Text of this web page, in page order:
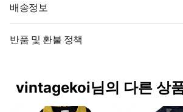
배송정보
반품 및 환불 정책
vintagekoi님의 다른 상